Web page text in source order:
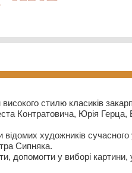
стилю класиків
Контратовича, Юрія
художників
Сипняка.
допомогти у виборі картини,